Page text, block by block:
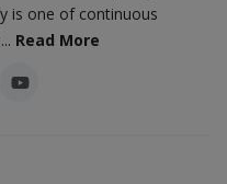
is one of continuous
Read More